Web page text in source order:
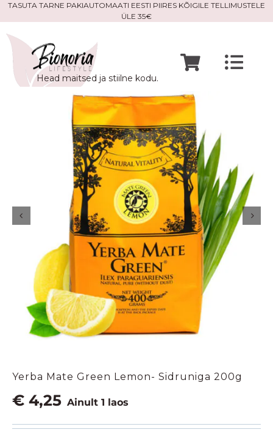
Skip
to
content
TASUTA TARNE PAKIAUTOMAATI EESTI PIIRES KÕIGILE TELLIMUSTELE
ÜLE 35€
Head maitsed ja stiilne kodu.
Meist
Kontakt
Yerba Mate Green Lemon- Sidruniga 200g
€ 4,25 Ainult 1 laos